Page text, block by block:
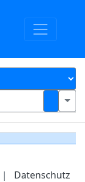
| Datenschutz